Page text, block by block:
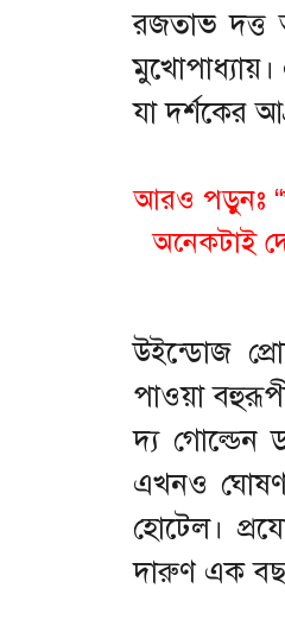
রজতাভ দত্ত
যা দর্শকের
আরও পড়ুনঃ
অনেকটাই
উইন্ডোজ
পাওয়া
দ্য গোল্ডেন
এখনও ঘোষণা
হোটেল।
দারুণ এক